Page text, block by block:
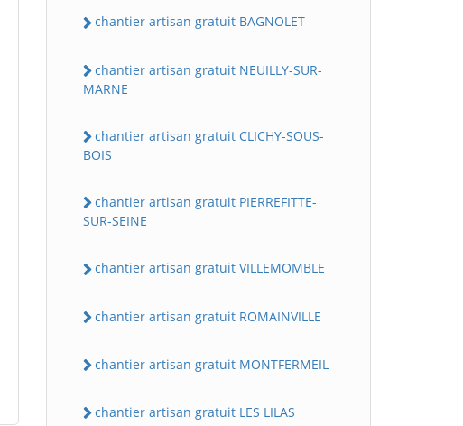
chantier artisan gratuit BAGNOLET
chantier artisan gratuit NEUILLY-SUR-
MARNE
chantier artisan gratuit CLICHY-SOUS-
BOIS
chantier artisan gratuit PIERREFITTE-
SUR-SEINE
chantier artisan gratuit VILLEMOMBLE
chantier artisan gratuit ROMAINVILLE
chantier artisan gratuit MONTFERMEIL
chantier artisan gratuit LES LILAS